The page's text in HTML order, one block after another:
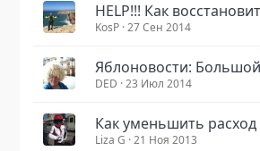
HELP!!! Как
KosP 27 Сен 2014
Яблоновости:
DED 23 Июл 2014
Как уменьшить расход
Liza G 21 Ноя 2013